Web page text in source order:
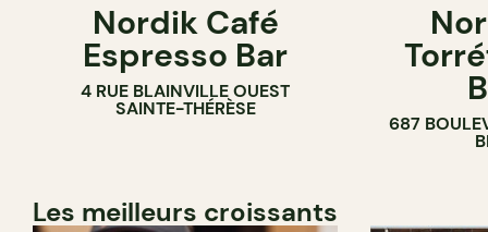
Nordik Café
Espresso Bar
4 RUE BLAINVILLE OUEST
SAINTE-THÉRÈSE
687
Les meilleurs croissants